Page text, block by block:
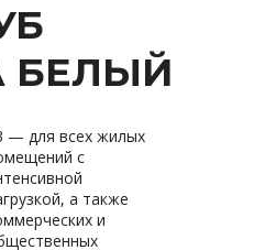
БЕЛЫЙ
— для всех жилых
с
а также
и